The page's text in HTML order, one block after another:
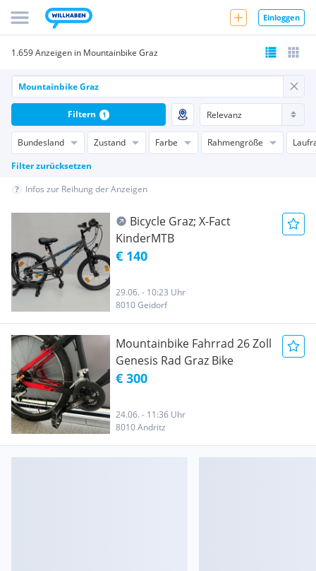
Einloggen
1.659 Anzeigen in Mountainbike Graz
Bundesland Zustand Farbe Rahmengröße
Filter zurücksetzen
Filtern 1
Infos zur Reihung der Anzeigen
Bicycle Graz; X-Fact
KinderMTB
€ 140
29.06. - 10:23 Uhr
8010 Geidorf
Mountainbike Fahrrad 26 Zoll
Genesis Rad Graz Bike
€ 300
24.06. - 11:36 Uhr
8010 Andritz